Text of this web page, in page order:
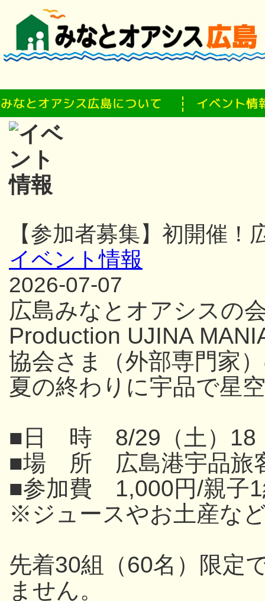
【参加者募集】初開催
イベント情報
2026-07-07
広島みなとオアシスの
Production UJINA
協会さま（外部専門家
夏の終わりに宇品で星
■日 時 8/29（土）18
■場 所 広島港宇品旅
■参加費 1,000円/親子
※ジュースやお土産な
先着30組（60名）限定
ません。